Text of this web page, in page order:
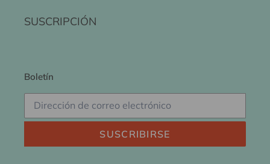
SUSCRIPCIÓN
Boletín
SUSCRIBIRSE